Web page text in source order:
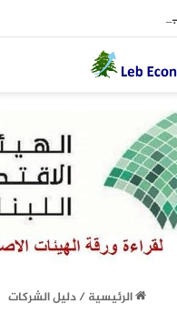
دمشق.. ما زالت طويلة؟( اللواء 8 آب)
الرئيسية/دليل الشركات